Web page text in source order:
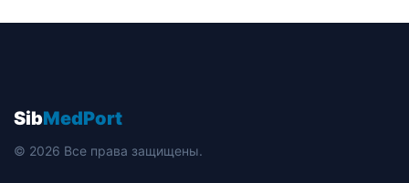
SibMedPort
© 2026 Все права защищены.